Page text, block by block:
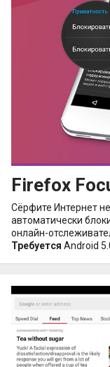
Firefox
Сёрфите Интернет
автоматически
онлайн-
Требуется Android